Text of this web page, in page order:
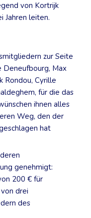
von Kortrijk
Jahren leiten.
zur Seite
Deneufbourg, Max
Rondou, Cyrille
für die das
ihnen alles
Weg, den der
hat
genehmigt:
200 € für
drei
des